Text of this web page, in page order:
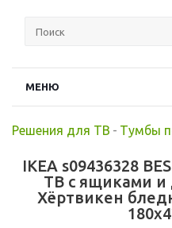
МЕНЮ
Решения для ТВ - Тумбы
IKEA s09436328
ТВ с ящиками
Хёртвикен